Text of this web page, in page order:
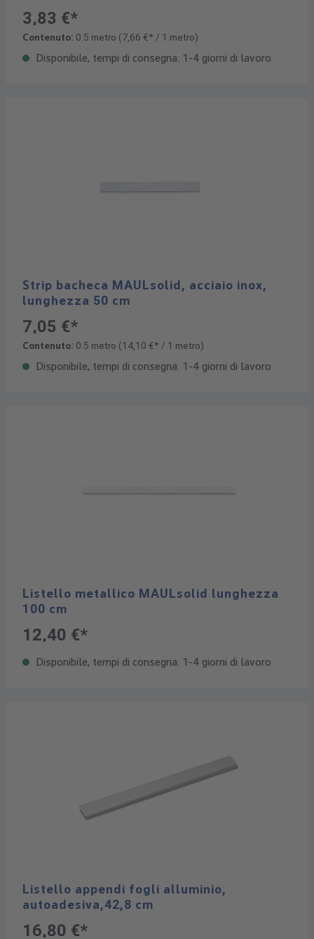
3,83 €*
Contenuto: 0.5 metro (7,66 €* / 1 metro)
Disponibile, tempi di consegna: 1-4 giorni di lavoro
Strip bacheca MAULsolid, acciaio inox,
lunghezza 50 cm
7,05 €*
Contenuto: 0.5 metro (14,10 €* / 1 metro)
Disponibile, tempi di consegna: 1-4 giorni di lavoro
Listello metallico MAULsolid lunghezza
100 cm
12,40 €*
Disponibile, tempi di consegna: 1-4 giorni di lavoro
Listello appendi fogli alluminio,
autoadesiva,42,8 cm
16,80 €*